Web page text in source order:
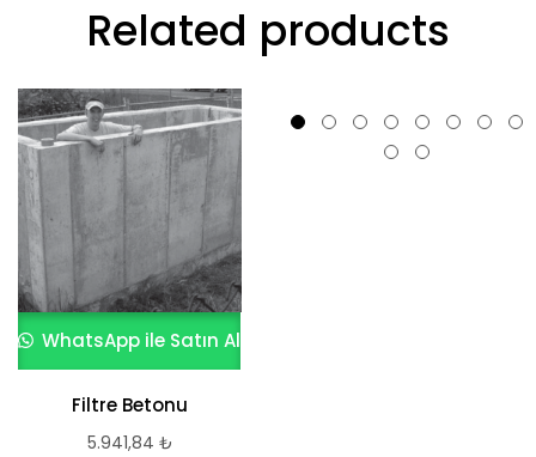
Related products
WhatsApp ile Satın Al
Filtre Betonu
5.941,84 ₺